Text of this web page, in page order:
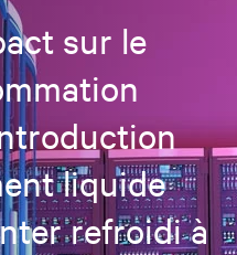
sur le
liquide
refroidi à